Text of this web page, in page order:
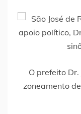
O prefeito
zoneamento